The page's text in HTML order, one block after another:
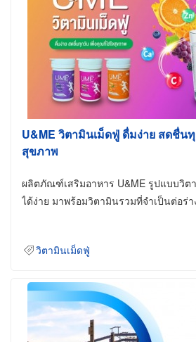
U&ME วิตามินเม็ดฟู่ ดื่มง่าย สดชื่น
สุขภาพ
ผลิตภัณฑ์เสริมอาหาร U&ME รูปแบบวิต
ได้ง่าย มาพร้อมวิตามินรวมที่จำเป็นต่อร่า
วิตามินเม็ดฟู่